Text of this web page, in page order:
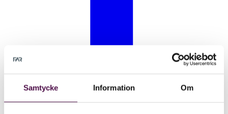
Samtycke Information Om